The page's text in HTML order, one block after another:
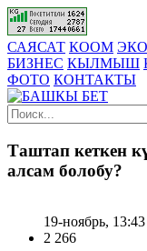
САЯСАТ КООМ
БИЗНЕС КЫЛМЫШ
ФОТО КОНТАКТЫ
Таштап кеткен
алсам болобу?
19-ноябрь, 13:43
2 266